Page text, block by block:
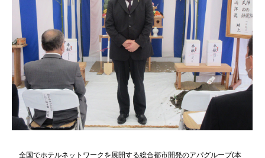
全国でホテルネットワークを展開する総合都市開発のアパグループ(本